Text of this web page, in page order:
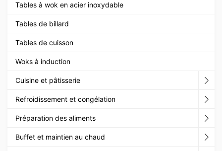
Tables à wok en acier inoxydable
Tables de billard
Tables de cuisson
Woks à induction
Cuisine et pâtisserie
Refroidissement et congélation
Préparation des aliments
Buffet et maintien au chaud